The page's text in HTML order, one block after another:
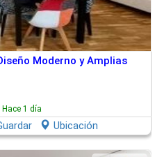
Moderno y Amplias
Hace 1 día
Ubicación